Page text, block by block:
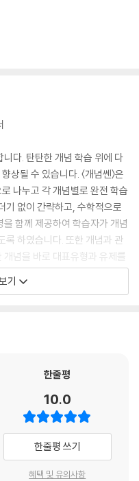
다. 탄탄한 개념 학습 위에 다
될 수 있습니다. 〈개념쎈〉은
나누고 각 개념별로 완전 학습
기 없이 간략하고, 수학적으로
함께 제공하여 학습자가 개념
록 하였습니다. 또한 개념과 관
념을 바로 대표유형과 유제를
중단원 연습 문제를 통해 응용
다.
탕으로 근본적인 문제 해결력
랍니다.
기
한줄평
10.0
한줄평 쓰기
혜택 및 유의사항